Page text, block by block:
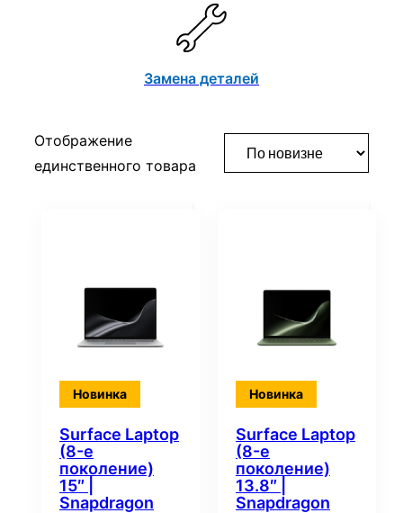
Замена деталей
Отображение
единственного товара
Новинка
Surface Laptop
(8-е
поколение)
15″ |
Snapdragon
Новинка
Surface Laptop
(8-е
поколение)
13.8″ |
Snapdragon